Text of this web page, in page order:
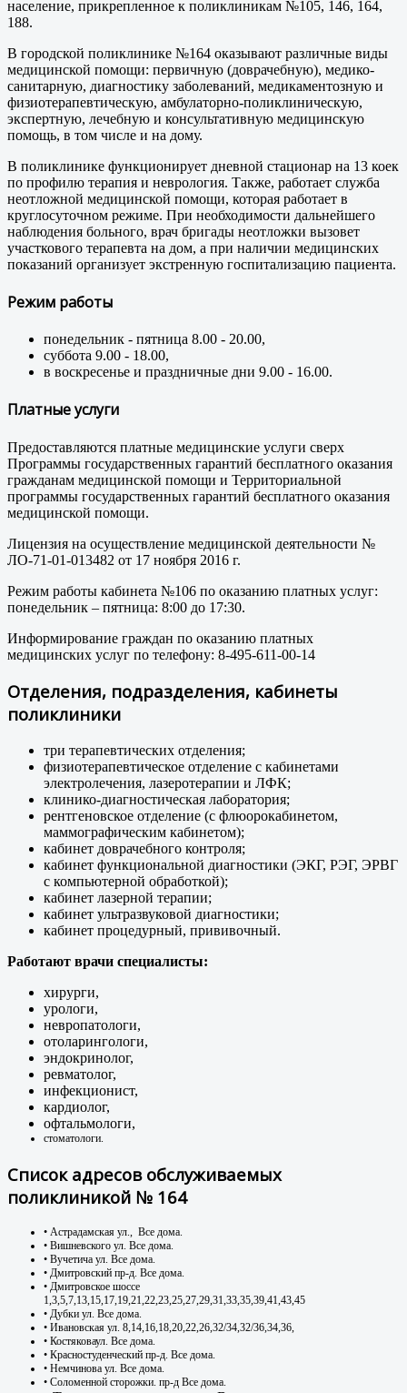
население, прикрепленное к поликлиникам №105, 146, 164,
188.
В городской поликлинике №164 оказывают различные виды
медицинской помощи: первичную (доврачебную), медико-
санитарную, диагностику заболеваний, медикаментозную и
физиотерапевтическую, амбулаторно-поликлиническую,
экспертную, лечебную и консультативную медицинскую
помощь, в том числе и на дому.
В поликлинике функционирует дневной стационар на 13 коек
по профилю терапия и неврология. Также, работает служба
неотложной медицинской помощи, которая работает в
круглосуточном режиме. При необходимости дальнейшего
наблюдения больного, врач бригады неотложки вызовет
участкового терапевта на дом, а при наличии медицинских
показаний организует экстренную госпитализацию пациента.
Режим работы
понедельник - пятница 8.00 - 20.00,
суббота 9.00 - 18.00,
в воскресенье и праздничные дни 9.00 - 16.00.
Платные услуги
Предоставляются платные медицинские услуги сверх
Программы государственных гарантий бесплатного оказания
гражданам медицинской помощи и Территориальной
программы государственных гарантий бесплатного оказания
медицинской помощи.
Лицензия на осуществление медицинской деятельности №
ЛО-71-01-013482 от 17 ноября 2016 г.
Режим работы кабинета №106 по оказанию платных услуг:
понедельник – пятница: 8:00 до 17:30.
Информирование граждан по оказанию платных
медицинских услуг по телефону: 8-495-611-00-14
Отделения, подразделения, кабинеты
поликлиники
три терапевтических отделения;
физиотерапевтическое отделение с кабинетами
электролечения, лазеротерапии и ЛФК;
клинико-диагностическая лаборатория;
рентгеновское отделение (с флюорокабинетом,
маммографическим кабинетом);
кабинет доврачебного контроля;
кабинет функциональной диагностики (ЭКГ, РЭГ, ЭРВГ
с компьютерной обработкой);
кабинет лазерной терапии;
кабинет ультразвуковой диагностики;
кабинет процедурный, прививочный.
Работают врачи специалисты:
хирурги,
урологи,
невропатологи,
отоларингологи,
эндокринолог,
ревматолог,
инфекционист,
кардиолог,
офтальмологи,
стоматологи.
Список адресов обслуживаемых
поликлиникой № 164
• Астрадамская ул., Все дома.
• Вишневского ул. Все дома.
• Вучетича ул. Все дома.
• Дмитровский пр-д. Все дома.
• Дмитровское шоссе
1,3,5,7,13,15,17,19,21,22,23,25,27,29,31,33,35,39,41,43,45
• Дубки ул. Все дома.
• Ивановская ул. 8,14,16,18,20,22,26,32/34,32/36,34,36,
• Костяковаул. Все дома.
• Красностуденческий пр-д. Все дома.
• Немчинова ул. Все дома.
• Соломенной сторожки. пр-д Все дома.